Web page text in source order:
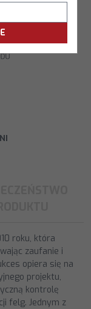
roku, która
zaufanie i
opiera się na
projektu,
kontrolę
felg. Jednym z